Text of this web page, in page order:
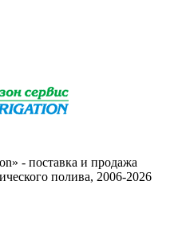
- поставка и продажа
полива, 2006-2026